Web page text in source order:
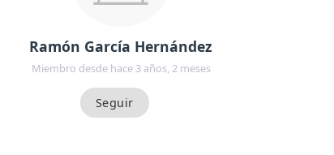
Ramón García Hernández
Miembro desde hace 3 años, 2 meses